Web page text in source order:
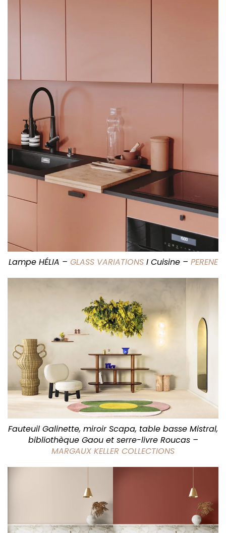
Lampe HÉLIA – GLASS VARIATIONSI Cuisine – PERENE
Fauteuil Galinette, miroir Scapa, table basse Mistral,
bibliothèque Gaou et serre-livre Roucas –
MARGAUX KELLER COLLECTIONS